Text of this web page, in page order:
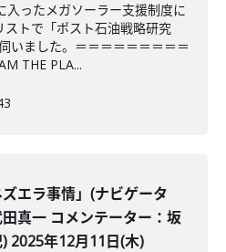
入ったメガソーラー支援制度に
ストで「ポスト石油戦略研究
いました。＝＝＝＝＝＝＝＝＝
THE PLA...
ズエラ事情」(ナビゲータ
真一 コメンテーター：坂
2025年12月11日(木)